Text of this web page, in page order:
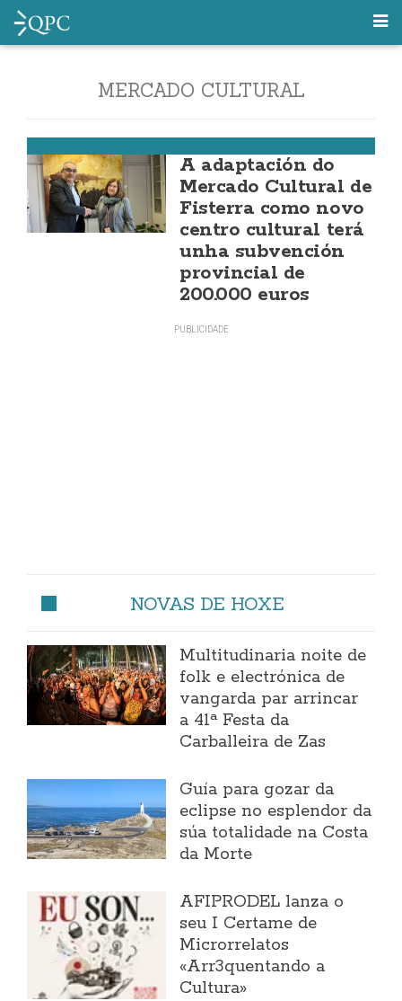
MERCADO CULTURAL
A adaptación do
Mercado Cultural de
Fisterra como novo
centro cultural terá
unha subvención
provincial de
200.000 euros
NOVAS DE HOXE
Multitudinaria noite de
folk e electrónica de
vangarda par arrincar
a 41ª Festa da
Carballeira de Zas
Guía para gozar da
eclipse no esplendor da
súa totalidade na Costa
da Morte
AFIPRODEL lanza o
seu I Certame de
Microrrelatos
«Arr3quentando a
Cultura»